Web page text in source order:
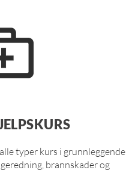
typer kurs i grunnleggende
brannskader og